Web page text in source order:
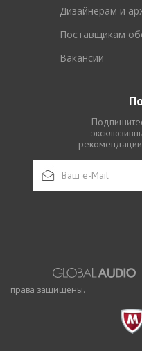
Дизайнерам и
Поставщикам
Вакансии
права защищены.